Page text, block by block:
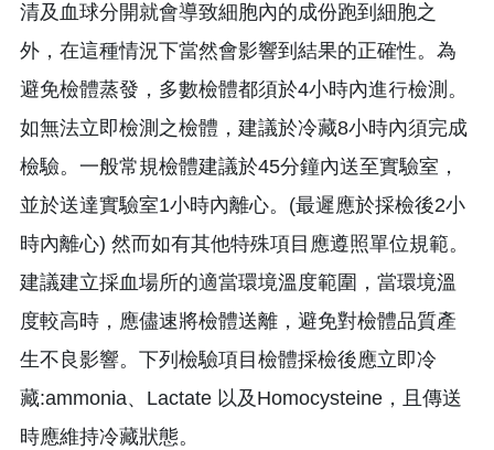
清及血球分開就會導致細胞內的成份跑到細胞之
外，在這種情況下當然會影響到結果的正確性。為
避免檢體蒸發，多數檢體都須於4小時內進行檢測。
如無法立即檢測之檢體，建議於冷藏8小時內須完成
檢驗。一般常規檢體建議於45分鐘內送至實驗室，
並於送達實驗室1小時內離心。(最遲應於採檢後2小
時內離心) 然而如有其他特殊項目應遵照單位規範。
建議建立採血場所的適當環境溫度範圍，當環境溫
度較高時，應儘速將檢體送離，避免對檢體品質產
生不良影響。下列檢驗項目檢體採檢後應立即冷
藏:ammonia、Lactate 以及Homocysteine，且傳送
時應維持冷藏狀態。